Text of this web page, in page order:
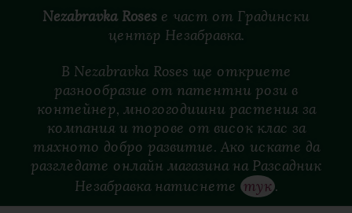
Nezabravka Roses е част от Градински
център Незабравка.
В Nezabravka Roses ще откриете
разнообразие от патентни рози в
контейнер, многогодишни растения за
компания и торове от висок клас за
тяхното добро развитие. Ако искате да
разгледате онлайн магазина на Разсадник
Незабравка натиснете тук.